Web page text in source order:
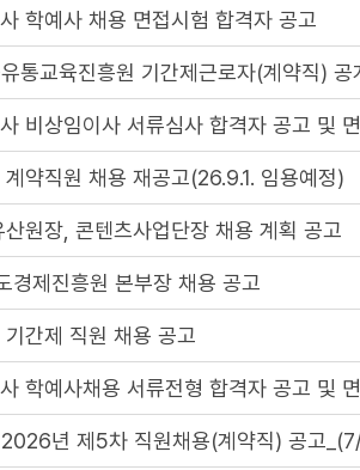
학예사 채용 면접시험 합격자 공고
통교육진흥원 기간제근로자(계약직)
비상임이사 서류심사 합격자 공고 및
약직원 채용 재공고(26.9.1. 임용예정)
원장, 콘텐츠사업단장 채용 계획 공고
경제진흥원 본부장 채용 공고
간제 직원 채용 공고
학예사채용 서류전형 합격자 공고 및
2026년 제5차 직원채용(계약직) 공고